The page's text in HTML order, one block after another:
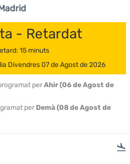
- Retardat
15 minuts
Divendres 07 de Agost de 2026
perAhir (06 de Agost de
per Demà (08 de Agost de